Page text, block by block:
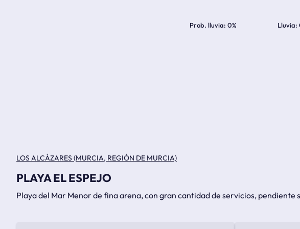
Prob. lluvia 0% Lluvia
LOS ALCÁZARES (MURCIA, REGIÓN DE MURCIA)
PLAYA EL ESPEJO
Playa del Mar Menor de fina arena, con gran cantidad de servicios, pendiente